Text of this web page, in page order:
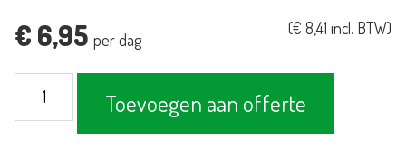
€ 6,95 per dag
(€ 8,41 incl. BTW)
Toevoegen aan offerte